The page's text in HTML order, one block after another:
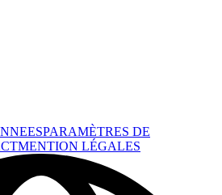
PARAMÈTRES DE
MENTION LÉGALES